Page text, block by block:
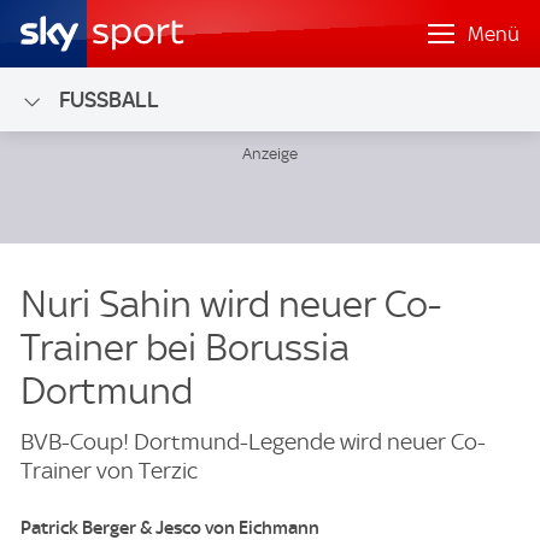
Menü
FUSSBALL
Nuri Sahin wird neuer Co-
Trainer bei Borussia
Dortmund
BVB-Coup! Dortmund-Legende wird neuer Co-
Trainer von Terzic
Patrick Berger & Jesco von Eichmann